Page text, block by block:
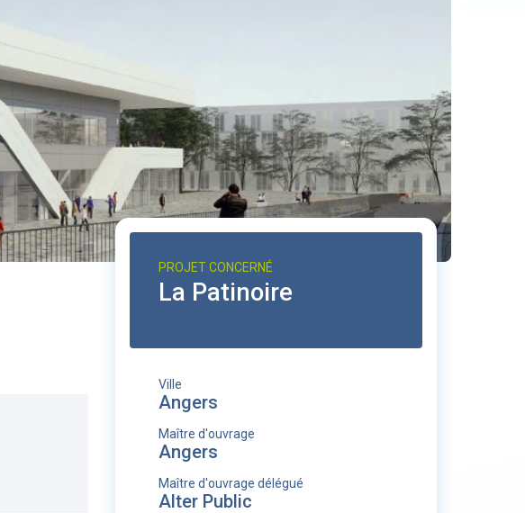
PROJET CONCERNÉ
La Patinoire
Ville
Angers
Maître d'ouvrage
Angers
Maître d'ouvrage délégué
Alter Public